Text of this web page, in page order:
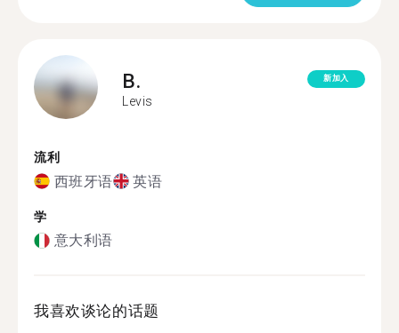
B.
Levis
新加入
流利
西班牙语 英语
学
意大利语
我喜欢谈论的话题